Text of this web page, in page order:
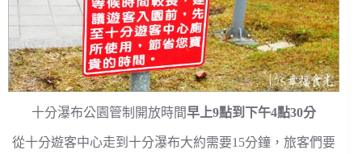
十分瀑布公園管制開放時間早上9點到下午4點30分
從十分遊客中心走到十分瀑布大約需要15分鐘，旅客們要